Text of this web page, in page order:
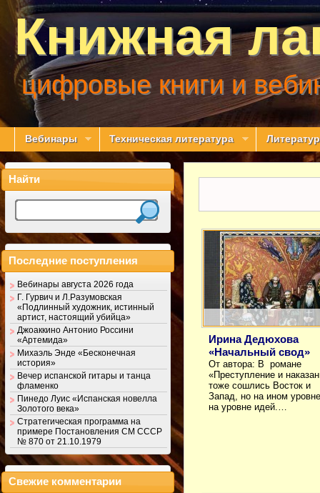
Книжная
цифровые книги и
Вебинары Техническая литература
Ирина Дедюхова
«Начальный свод»
От автора: В романе
«Преступление и
тоже сошлись Восток и
Запад, но на ином
на уровне идей.…
Найти
Последние поступления
Вебинары августа 2026 года
Г. Гурвич и Л.Разумовская
«Подлинный художник, истинный
артист, настоящий убийца»
Джоаккино Антонио Россини
«Артемида»
Михаэль Энде «Бесконечная
история»
Вечер испанской гитары и танца
фламенко
Пинедо Луис «Испанская новелла
Золотого века»
Стратегическая программа на
примере Постановления СМ СССР
№ 870 от 21.10.1979
Свежие комментарии